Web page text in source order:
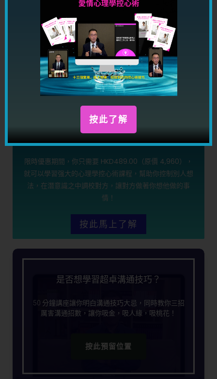
愛情心理學控心術限時優惠！
限時優惠期間，你只需要 HKD489.00（原價 4,960），
就可以學習强大的心理學控心術課程，幫助你控制別人想
法，在潛意識之中調校對方，讓對方做著你想他做的事
情！
按此馬上了解
是否想學習超卓溝通技巧？
50 分鐘講座讓你明白溝通技巧大忌，同時教你三招
厲害溝通招數，讓你吸金，吸人緣，吸桃花！
按此預留位置
按此了解